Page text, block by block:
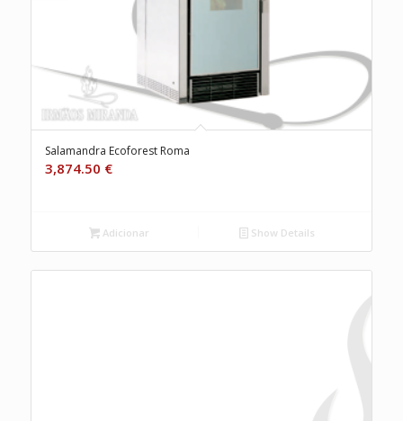
Salamandra Ecoforest Roma
3,874.50 €
Adicionar Show Details